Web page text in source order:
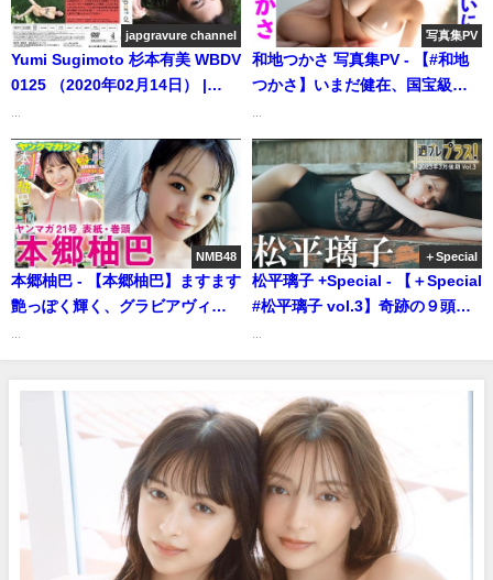
ング】 (Oct 02, 2025) | ヤンジャ
ンTV【集英社ヤングジャンプ公
式】さんより
japgravure channel
Yumi Sugimoto 杉本有美 WBDV
0125 （2020年02月14日） |
...
写真集PV
和地つかさ 写真集PV - 【#和地
つかさ】いまだ健在、国宝級の
ールを脱いで』好評発売中！ー
Tsukasa Wachi（2024年10月21
日） | 週プレChannel【集英社
週刊プレイボーイ公式】さんよ
り
...
NMB48
本郷柚巴 - 【本郷柚巴】ますます
艶っぽく輝く、グラビアヴィー
談社ヤンマガchさんより
＋Special
松平璃子 +Special - 【＋Special
#松平璃子 vol.3】奇跡の９頭身
い美脚＆美尻!! ＜2023年3月後期
＞～Riko Matsudaira～（2023
年03月31日） | 週プレ
Channel【集英社 週刊プレイボ
ーイ公式】さんより